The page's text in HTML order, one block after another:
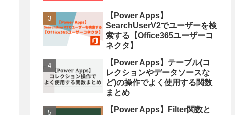
【Power Apps】
SearchUserV2でユーザーを検
索する【Office365ユーザーコ
ネクタ】
【Power Apps】テーブル(コ
レクションやデータソースな
ど)の操作でよく使用する関数
まとめ
【Power Apps】Filter関数と